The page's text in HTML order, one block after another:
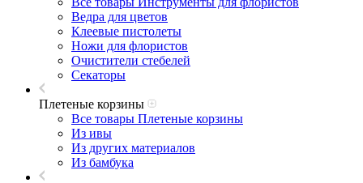
Ведра для цветов
Клеевые пистолеты
Ножи для флористов
Очистители стебелей
Секаторы
Плетеные корзины
Все товары Плетеные корзины
Из ивы
Из других материалов
Из бамбука